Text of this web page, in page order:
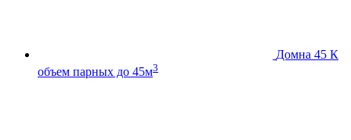
Домна 45 К
объем парных до 45м3